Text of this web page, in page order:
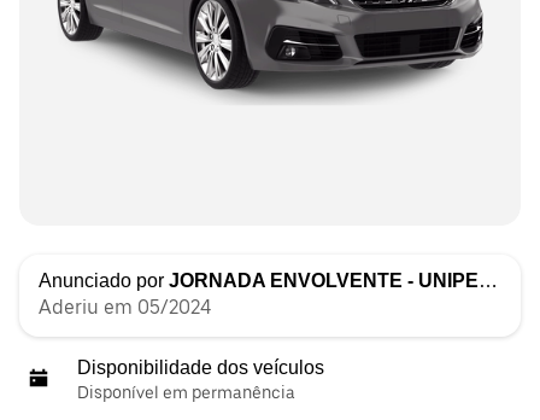
Anunciado por JORNADA ENVOLVENTE - UNIPESSOAL LDA
Aderiu em 05/2024
Disponibilidade dos veículos
Disponível em permanência